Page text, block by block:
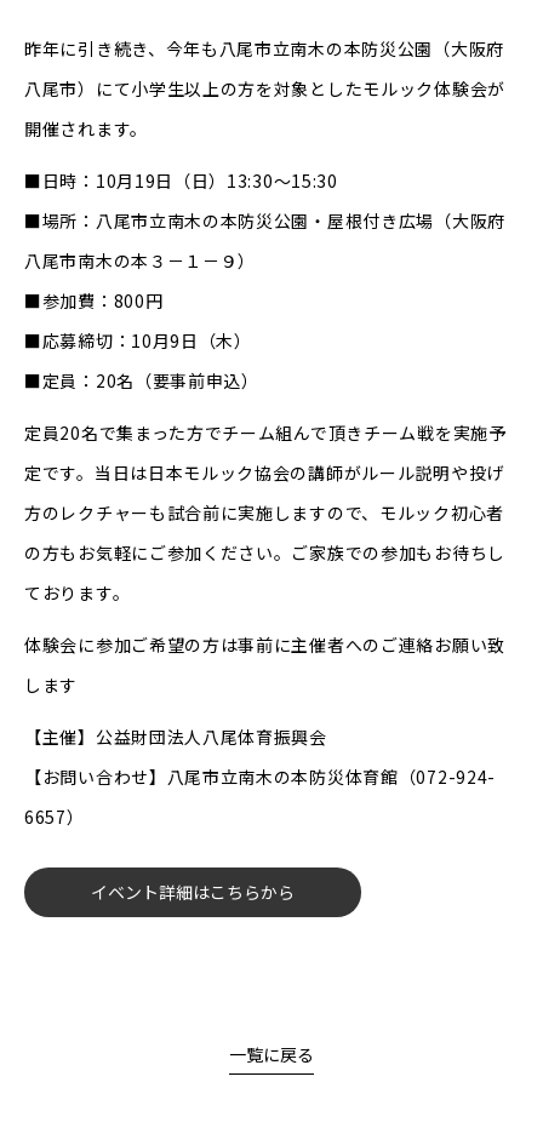
昨年に引き続き、今年も八尾市立南木の本防災公園（大阪府
八尾市）にて小学生以上の方を対象としたモルック体験会が
開催されます。
■日時：10月19日（日）13:30～15:30
■場所：八尾市立南木の本防災公園・屋根付き広場（大阪府
八尾市南木の本３－１－９）
■参加費：800円
■応募締切：10月9日（木）
■定員：20名（要事前申込）
定員20名で集まった方でチーム組んで頂きチーム戦を実施予
定です。当日は日本モルック協会の講師がルール説明や投げ
方のレクチャーも試合前に実施しますので、モルック初心者
の方もお気軽にご参加ください。ご家族での参加もお待ちし
ております。
体験会に参加ご希望の方は事前に主催者へのご連絡お願い致
します
【主催】公益財団法人八尾体育振興会
【お問い合わせ】八尾市立南木の本防災体育館（072-924-
6657）
イベント詳細はこちらから
一覧に戻る